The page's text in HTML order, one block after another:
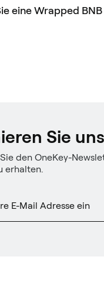
eine Wrapped
Sie
den OneKey-
erhalten.